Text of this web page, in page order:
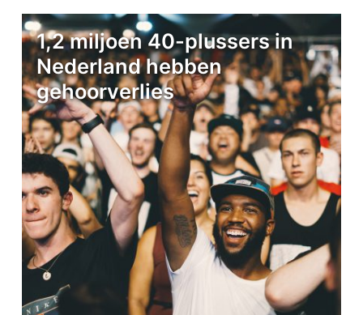
1,2 miljoen 40-plussers in
Nederland hebben
gehoorverlies